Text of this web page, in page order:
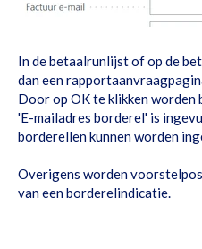
In de betaalrunlijst of op de
dan een
Door op OK te klikken
'E-mailadres borderel' is
borderellen kunnen worden
Overigens worden
van een borderelindicatie.